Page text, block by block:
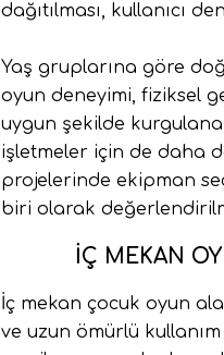
dağıtılması, kullanıcı
Yaş gruplarına göre
oyun deneyimi, fiziksel
uygun şekilde
işletmeler için de daha
projelerinde ekipman
biri olarak
İÇ MEKAN
İç mekan çocuk oyun
ve uzun ömürlü